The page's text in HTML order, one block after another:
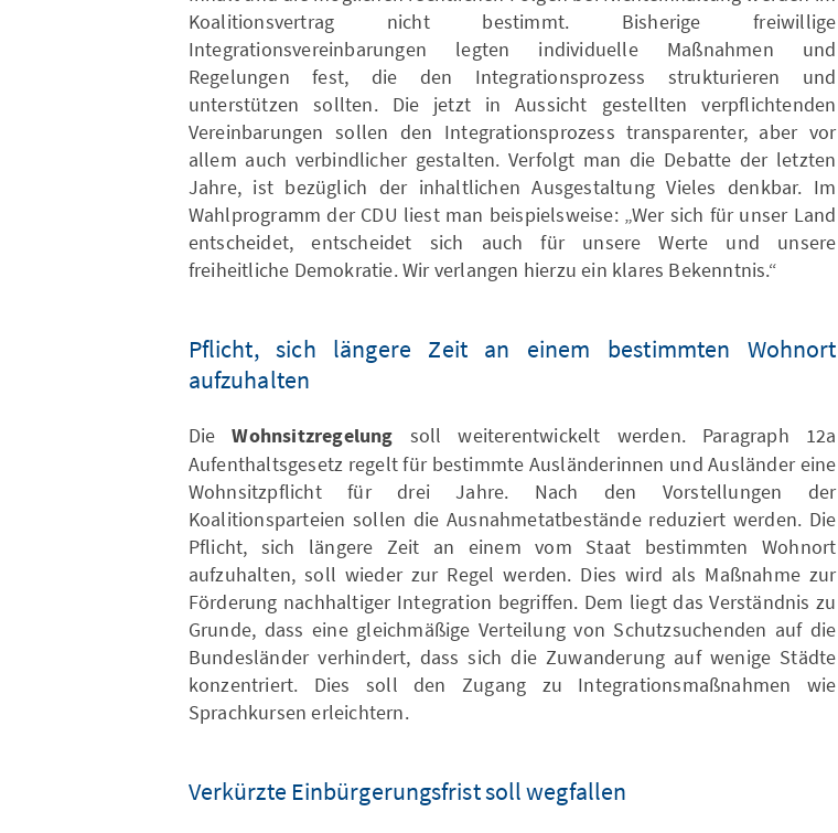
Koalitionsvertrag nicht bestimmt. Bisherige freiwillige
Integrationsvereinbarungen legten individuelle Maßnahmen und
Regelungen fest, die den Integrationsprozess strukturieren und
unterstützen sollten. Die jetzt in Aussicht gestellten verpflichtenden
Vereinbarungen sollen den Integrationsprozess transparenter, aber vor
allem auch verbindlicher gestalten. Verfolgt man die Debatte der letzten
Jahre, ist bezüglich der inhaltlichen Ausgestaltung Vieles denkbar. Im
Wahlprogramm der CDU liest man beispielsweise: „Wer sich für unser Land
entscheidet, entscheidet sich auch für unsere Werte und unsere
freiheitliche Demokratie. Wir verlangen hierzu ein klares Bekenntnis.“
Pflicht, sich längere Zeit an einem bestimmten Wohnort
aufzuhalten
DieWohnsitzregelung soll weiterentwickelt werden. Paragraph 12a
Aufenthaltsgesetz regelt für bestimmte Ausländerinnen und Ausländer eine
Wohnsitzpflicht für drei Jahre. Nach den Vorstellungen der
Koalitionsparteien sollen die Ausnahmetatbestände reduziert werden. Die
Pflicht, sich längere Zeit an einem vom Staat bestimmten Wohnort
aufzuhalten, soll wieder zur Regel werden. Dies wird als Maßnahme zur
Förderung nachhaltiger Integration begriffen. Dem liegt das Verständnis zu
Grunde, dass eine gleichmäßige Verteilung von Schutzsuchenden auf die
Bundesländer verhindert, dass sich die Zuwanderung auf wenige Städte
konzentriert. Dies soll den Zugang zu Integrationsmaßnahmen wie
Sprachkursen erleichtern.
Verkürzte Einbürgerungsfrist soll wegfallen